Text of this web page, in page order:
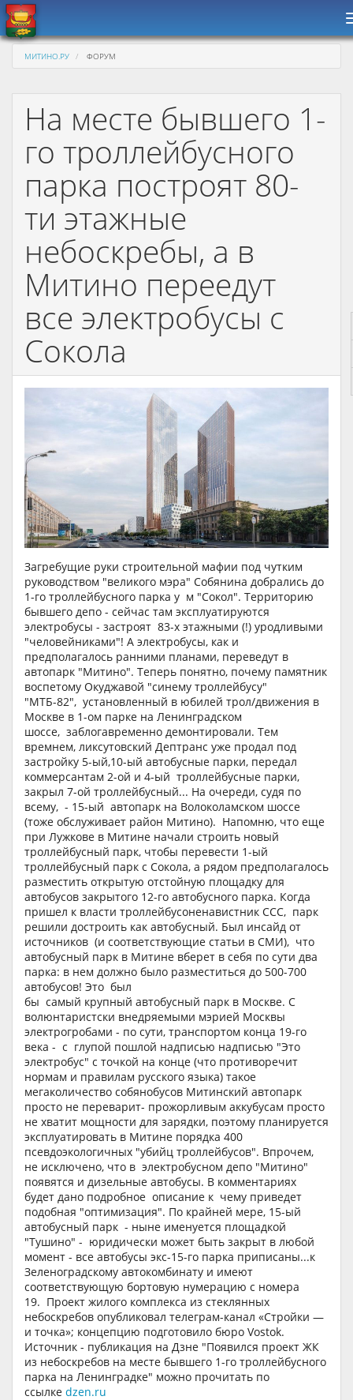
МИТИНО.РУ ФОРУМ
На месте бывшего 1-
го троллейбусного
парка построят 80-
ти этажные
небоскребы, а в
Митино переедут
все электробусы с
Сокола
Загребущие руки строительной мафии под чутким
руководством "великого мэра" Собянина добрались до
1-го троллейбусного парка у м "Сокол". Территорию
бывшего депо - сейчас там эксплуатируются
электробусы - застроят 83-х этажными (!) уродливыми
"человейниками"! А электробусы, как и
предполагалось ранними планами, переведут в
автопарк "Митино". Теперь понятно, почему памятник
воспетому Окуджавой "синему троллейбусу"
"МТБ-82", установленный в юбилей трол/движения в
Москве в 1-ом парке на Ленинградском
шоссе, заблогавременно демонтировали. Тем
времнем, ликсутовский Дептранс уже продал под
застройку 5-ый,10-ый автобусные парки, передал
коммерсантам 2-ой и 4-ый троллейбусные парки,
закрыл 7-ой троллейбусный... На очереди, судя по
всему, - 15-ый автопарк на Волоколамском шоссе
(тоже обслуживает район Митино). Напомню, что еще
при Лужкове в Митине начали строить новый
троллейбусный парк, чтобы перевести 1-ый
троллейбусный парк с Сокола, а рядом предполагалось
разместить открытую отстойную площадку для
автобусов закрытого 12-го автобусного парка. Когда
пришел к власти троллейбусоненавистник ССС, парк
решили достроить как автобусный. Был инсайд от
источников (и соответствующие статьи в СМИ), что
автобусный парк в Митине вберет в себя по сути два
парка: в нем должно было разместиться до 500-700
автобусов! Это был
бы самый крупный автобусный парк в Москве. С
волюнтаристски внедряемыми мэрией Москвы
электрогробами - по сути, транспортом конца 19-го
века - с глупой пошлой надписью надписью "Это
электробус" с точкой на конце (что противоречит
нормам и правилам русского языка) такое
мегаколичество собянобусов Митинский автопарк
просто не переварит- прожорливым аккубусам просто
не хватит мощности для зарядки, поэтому планируется
эксплуатировать в Митине порядка 400
псевдоэкологичных "убийц троллейбусов". Впрочем,
не исключено, что в электробусном депо "Митино"
появятся и дизельные автобусы. В комментариях
будет дано подробное описание к чему приведет
подобная "оптимизация". По крайней мере, 15-ый
автобусный парк - ныне именуется площадкой
"Тушино" - юридически может быть закрыт в любой
момент - все автобусы экс-15-го парка приписаны...к
Зеленоградскому автокомбинату и имеют
соответствующую бортовую нумерацию с номера
19. Проект жилого комплекса из стеклянных
небоскребов опубликовал телеграм-канал «Стройки —
и точка»; концепцию подготовило бюро Vostok.
Источник - публикация на Дзне "Появился проект ЖК
из небоскребов на месте бывшего 1-го троллейбусного
парка на Ленинградке" можно прочитать по
ссылке dzen.ru